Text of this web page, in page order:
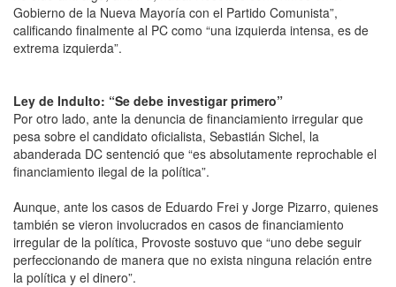
Gobierno de la Nueva Mayoría con el Partido Comunista”,
calificando finalmente al PC como “una izquierda intensa, es de
extrema izquierda”.
Ley de Indulto: “Se debe investigar primero”
Por otro lado, ante la denuncia de financiamiento irregular que
pesa sobre el candidato oficialista, Sebastián Sichel, la
abanderada DC sentenció que “es absolutamente reprochable el
financiamiento ilegal de la política”.
Aunque, ante los casos de Eduardo Frei y Jorge Pizarro, quienes
también se vieron involucrados en casos de financiamiento
irregular de la política, Provoste sostuvo que “uno debe seguir
perfeccionando de manera que no exista ninguna relación entre
la política y el dinero”.